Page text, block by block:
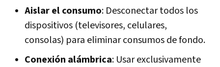
Aislar el consumo: Desconectar todos los
dispositivos (televisores, celulares,
consolas) para eliminar consumos de fondo.
Conexión alámbrica: Usar exclusivamente